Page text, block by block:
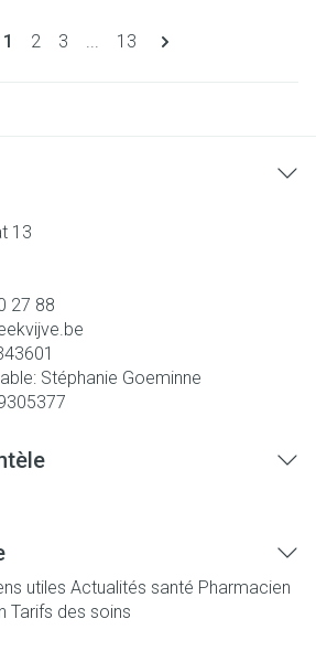
Pages
Vous lisez actuellement la page
1 Page
2 Page
3 ... Page
13
13
27 88
Stéphanie Goeminne
utiles Actualités santé Pharmacien
Tarifs des soins